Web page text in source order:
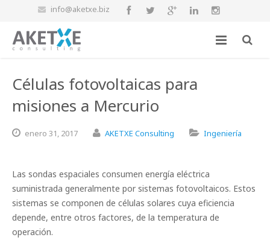
info@aketxe.biz
Células fotovoltaicas para
misiones a Mercurio
enero 31, 2017 AKETXE Consulting Ingeniería
Las sondas espaciales consumen energía eléctrica
suministrada generalmente por sistemas fotovoltaicos. Estos
sistemas se componen de células solares cuya eficiencia
depende, entre otros factores, de la temperatura de
operación.